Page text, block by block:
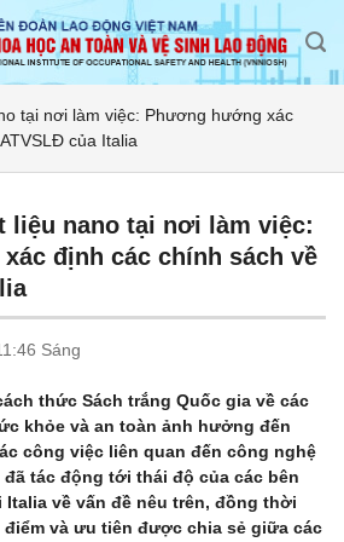
tại nơi làm việc: Phương hướng xác
của Italia
liệu nano tại nơi làm việc:
định các chính sách về
Sáng
thức Sách trắng Quốc gia về các
khỏe và an toàn ảnh hưởng đến
công việc liên quan đến công nghệ
tác động tới thái độ của các bên
về vấn đề nêu trên, đồng thời
và ưu tiên được chia sẻ giữa các